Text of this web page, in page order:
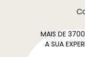
MAIS DE
A SUA